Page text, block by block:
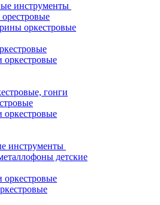
инструменты
оркестровые
оркестровые
гонги
оркестровые
инструменты
детские
оркестровые